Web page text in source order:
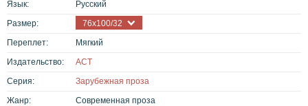
Язык:
Русский
Размер:
76x100/32
Переплет:
Мягкий
Издательство:
АСТ
Серия:
Зарубежная проза
Жанр:
Современная проза